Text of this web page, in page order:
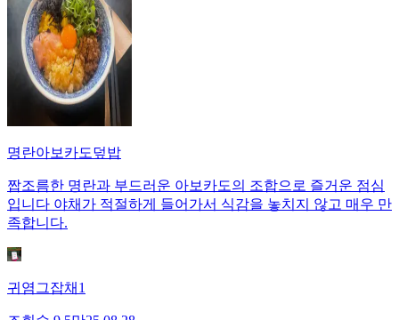
명란아보카도덮밥
짭조름한 명란과 부드러운 아보카도의 조합으로 즐거운 점심
입니다 야채가 적절하게 들어가서 식감을 놓치지 않고 매우 만
족합니다.
귀염그잡채1